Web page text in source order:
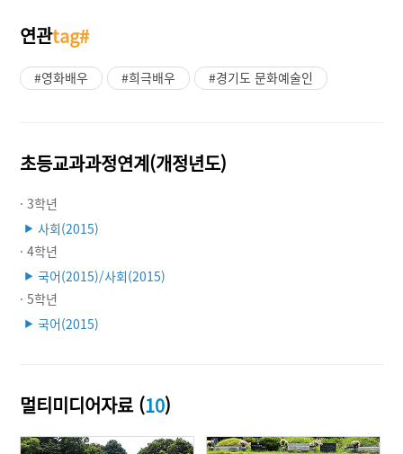
연관tag#
#영화배우 #희극배우 #경기도 문화예술인
초등교과과정연계(개정년도)
· 3학년
▶ 사회(2015)
· 4학년
▶ 국어(2015)/사회(2015)
· 5학년
▶ 국어(2015)
멀티미디어자료 (10)